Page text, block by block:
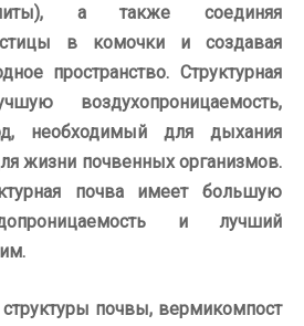
а также соединяя
в
комочки и
создавая
пространство. Структурная
воздухопроницаемость,
необходимый для
дыхания
жизни почвенных организмов.
почва имеет большую
и
лучший
почвы, вермикомпост